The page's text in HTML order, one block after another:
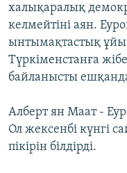
халықаралық
келмейтіні аян.
ынтымақтастық
Түркіменстанға
байланысты
Алберт ян Маат -
Ол жексенбі күнгі
пікірін білдірді.